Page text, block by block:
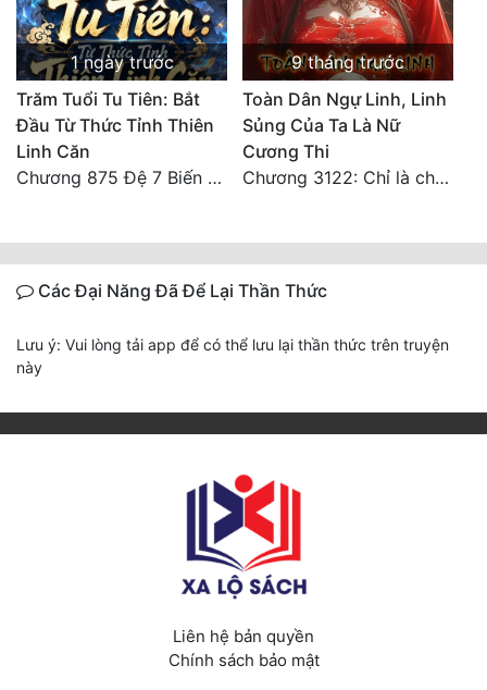
1 ngày trước
Trăm Tuổi Tu Tiên: Bắt
Đầu Từ Thức Tỉnh Thiên
Linh Căn
Chương 875 Đệ 7 Biến Thánh Long Biến!
9 tháng trước
Toàn Dân Ngự Linh, Linh
Sủng Của Ta Là Nữ
Cương Thi
Chương 3122: Chỉ là chút bọt nước! Điều kiện và tài liệu!**
Các Đại Năng Đã Để Lại Thần Thức
Lưu ý: Vui lòng tải app để có thể lưu lại thần thức trên truyện
này
Liên hệ bản quyền
Chính sách bảo mật